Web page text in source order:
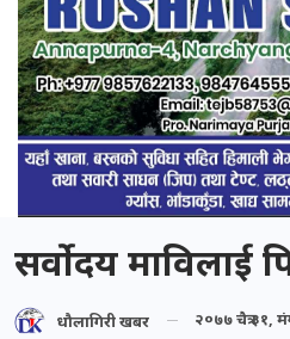
सर्वोदय माविलाई
धौलागिरी खबर २०७७ चैत्र ३१,